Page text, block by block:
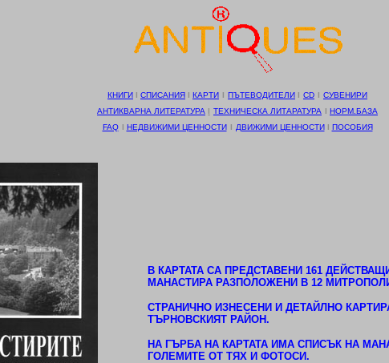
КНИГИ І СПИСАНИЯ І КАРТИ І ПЪТЕВОДИТЕЛИ І CD І СУВЕНИРИ
АНТИКВАРНА ЛИТЕРАТУРА І ТЕХНИЧЕСКА ЛИТАРАТУРА І НОРМ.БАЗА
FAQ І НЕДВИЖИМИ ЦЕННОСТИ І ДВИЖИМИ ЦЕННОСТИ І ПОСОБИЯ
В КАРТАТА СА ПРЕДСТАВЕНИ 161
МАНАСТИРА РАЗПОЛОЖЕНИ В 12
СТРАНИЧНО ИЗНЕСЕНИ И ДЕТАЙЛНО
ТЪРНОВСКИЯТ РАЙОН.
НА ГЪРБА НА КАРТАТА ИМА СПИСЪК НА
ГОЛЕМИТЕ ОТ ТЯХ И ФОТОСИ.